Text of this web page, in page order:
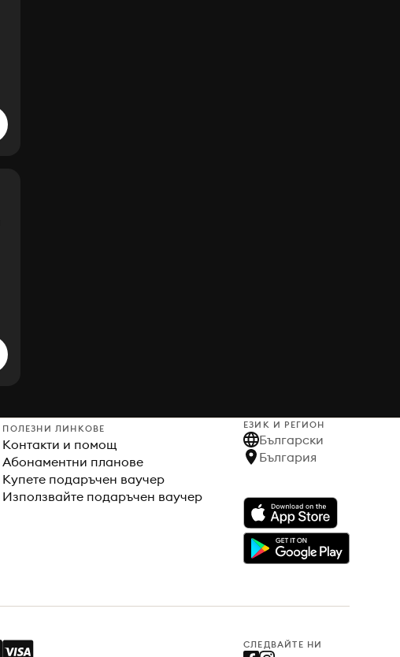
ПОЛЕЗНИ ЛИНКОВЕ
Контакти и помощ
Абонаментни планове
Купете подаръчен ваучер
Използвайте подаръчен ваучер
ЕЗИК И РЕГИОН
Български
България
СЛЕДВАЙТЕ НИ